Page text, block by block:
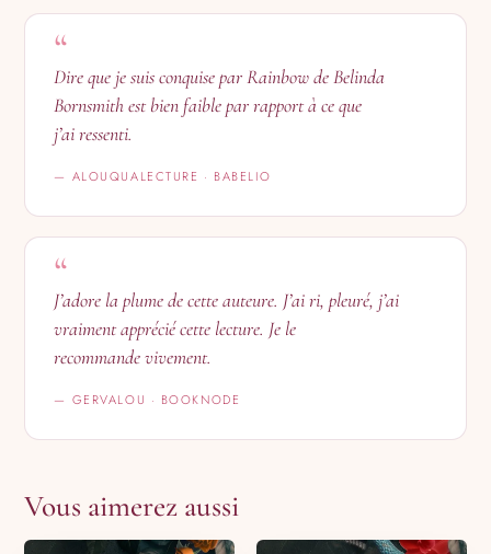
“
Dire que je suis conquise par Rainbow de Belinda
Bornsmith est bien faible par rapport à ce que
j’ai ressenti.
— ALOUQUALECTURE · BABELIO
“
J’adore la plume de cette auteure. J’ai ri, pleuré, j’ai
vraiment apprécié cette lecture. Je le
recommande vivement.
— GERVALOU · BOOKNODE
Vous aimerez aussi